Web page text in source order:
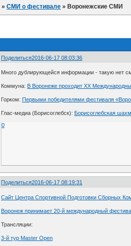
»СМИ о фестивале »Воронежские СМИ
Поделиться2016-06-17 08:03:36
Много дублирующейся информации - такую нет
Коммуна: В Воронеже проходит XX
Горком: Первыми победителями фестиваля
Глас-медиа (Борисоглебск): Борисоглебская
0
Поделиться2016-06-17 08:19:31
Сайт Центра Спортивной Подготовки Сборных
Воронеж принимает 20-й международный
Трансляции:
3-й тур Master Open